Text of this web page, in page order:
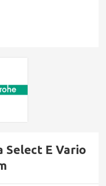
Select E Vario